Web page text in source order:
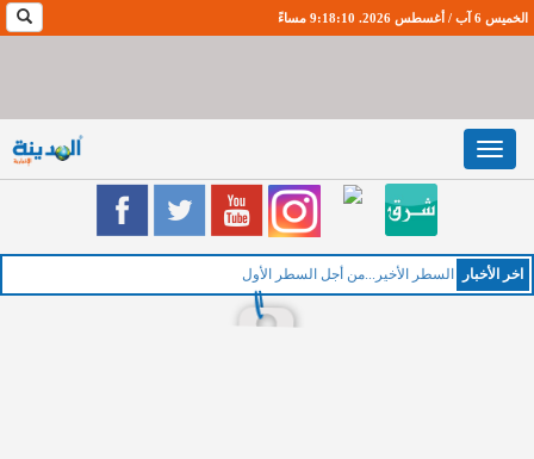
الخميس 6 آب / أغسطس 2026. 9:18:11 مساءً
Toggle
navigation
اخر اﻷخبار السطر الأخير...من أجل السطر الأول